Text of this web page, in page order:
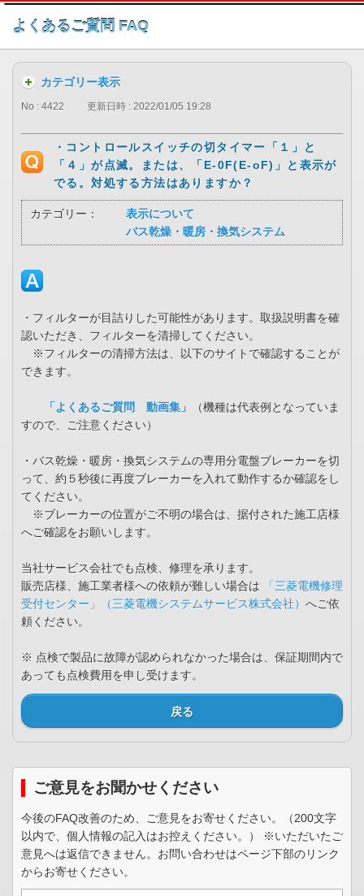
このページの本文へ
よくあるご質問 FAQ
カテゴリー表示
No : 4422 更新日時 : 2022/01/05 19:28
・コントロールスイッチの切タイマー「１」と
「４」が点滅。または、「E-0F(E-oF)」と表示が
でる。対処する方法はありますか？
カテゴリー：
表示について
バス乾燥・暖房・換気システム
・フィルターが目詰りした可能性があります。取扱説明書を確
認いただき、フィルターを清掃してください。
※フィルターの清掃方法は、以下のサイトで確認することが
できます。
「よくあるご質問 動画集」
（機種は代表例となっていま
すので、ご注意ください）
・バス乾燥・暖房・換気システムの専用分電盤ブレーカーを切
って、約５秒後に再度ブレーカーを入れて動作するか確認をし
てください。
※ブレーカーの位置がご不明の場合は、据付された施工店様
へご確認をお願いします。
当社サービス会社でも点検、修理を承ります。
販売店様、施工業者様への依頼が難しい場合は
「三菱電機修理
受付センター」（三菱電機システムサービス株式会社） へご依
頼ください。
※ 点検で製品に故障が認められなかった場合は、保証期間内で
あっても点検費用を申し受けます。
戻る
ご意見をお聞かせください
今後のFAQ改善のため、ご意見をお寄せください。（200文字
以内で、個人情報の記入はお控えください。） ※いただいたご
意見へは返信できません。お問い合わせはページ下部のリンク
からお寄せください。